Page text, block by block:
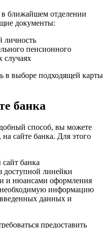
в ближайшем отделении
документы:
личность
пенсионного
случаях
в выборе подходящей карты
банка
способ, вы можете
сайте банка. Для этого
банка
доступной линейки
и нюансами оформления
необходимую информацию
данных и
предоставить